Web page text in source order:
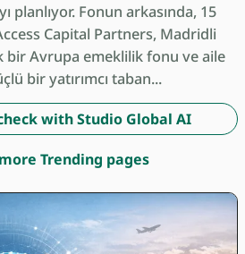
planlıyor. Fonun arkasında, 15
Capital Partners, Madridli
bir Avrupa emeklilik fonu ve aile
bir yatırımcı taban...
with Studio Global AI
Trending pages